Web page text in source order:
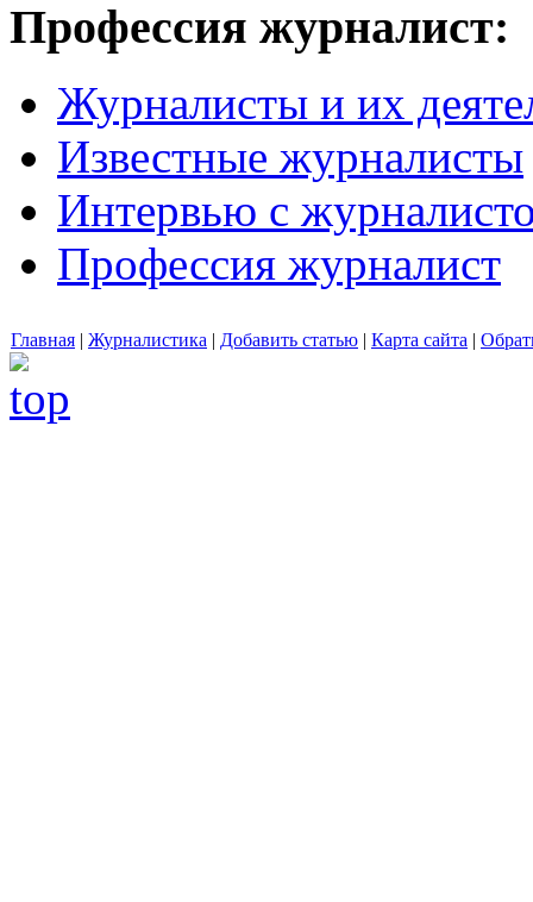
Профессия журналист:
Журналисты и их
Известные журналисты
Интервью с
Профессия журналист
Главная | Журналистика | Добавить статью | Карта сайта |